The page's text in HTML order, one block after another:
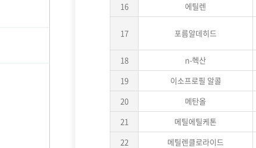
16
에틸렌
17 포름알데히드
18 n-헥산
19
이소프로필 알콜
20
메탄올
21
메틸에틸케톤
22
메틸렌클로라이드